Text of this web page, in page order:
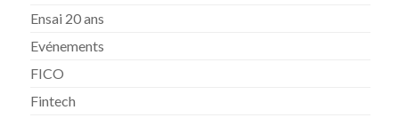
Ensai 20 ans
Evénements
FICO
Fintech